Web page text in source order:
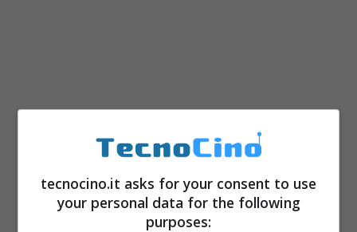
tecnocino.it asks for your consent to use
your personal data for the following
purposes: